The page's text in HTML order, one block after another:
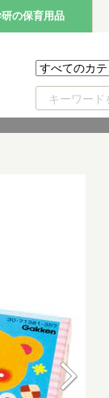
の保育用品